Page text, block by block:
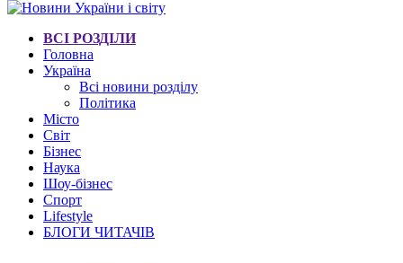
ВСІ РОЗДІЛИ
Головна
Україна
Всі новини розділу
Політика
Місто
Світ
Бізнес
Наука
Шоу-бізнес
Спорт
Lifestyle
БЛОГИ ЧИТАЧІВ